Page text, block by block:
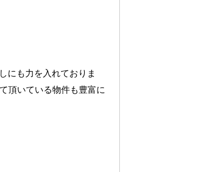
にも力を入れておりま
頂いている物件も豊富に